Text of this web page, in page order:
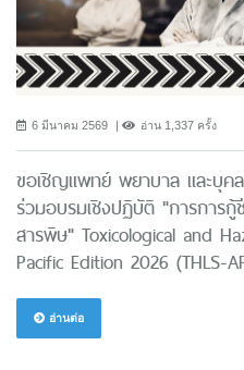
6 มีนาคม 2569 อ่าน 1,337 ครั้ง
ขอเชิญแพทย์ พยาบาล และบุค
ร่วมอบรมเชิงปฏิบัติ "การการ
สารพิษ" Toxicological and
Pacific Edition 2026 (THLS-
อ่านต่อ